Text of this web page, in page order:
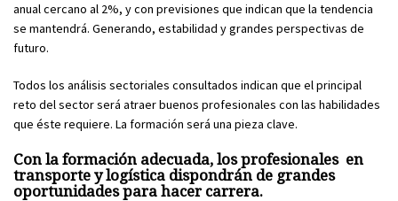
anual cercano al 2%, y con previsiones que indican que la tendencia
se mantendrá. Generando, estabilidad y grandes perspectivas de
futuro.
Todos los análisis sectoriales consultados indican que el principal
reto del sector será atraer buenos profesionales con las habilidades
que éste requiere. La formación será una pieza clave.
Con la formación adecuada, los profesionales en
transporte y logística dispondrán de grandes
oportunidades para hacer carrera.